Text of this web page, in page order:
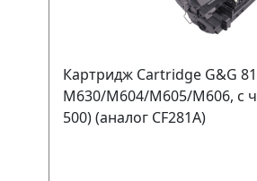
Картридж Cartridge G&G
M630/M604/M605/M606, с
500) (аналог CF281A)